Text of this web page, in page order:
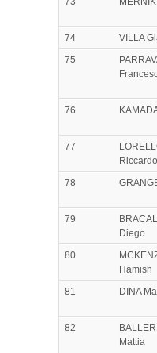
74 VILLA
75
76
77
Riccardo
78
79
Diego
80
Hamish
81 DINA
82
Mattia